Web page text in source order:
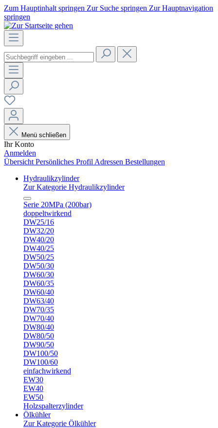
Zum Hauptinhalt springen Zur Suche springen Zur Hauptnavigation
springen
Menü schließen
Ihr Konto
Anmelden
Übersicht Persönliches Profil Adressen Bestellungen
Hydraulikzylinder
Zur Kategorie Hydraulikzylinder
Serie 20MPa (200bar)
doppeltwirkend
DW25/16
DW32/20
DW40/20
DW40/25
DW50/25
DW50/30
DW60/30
DW60/35
DW60/40
DW63/40
DW70/35
DW70/40
DW80/40
DW80/50
DW90/50
DW100/50
DW100/60
einfachwirkend
EW30
EW40
EW50
Holzspalterzylinder
Ölkühler
Zur Kategorie Ölkühler